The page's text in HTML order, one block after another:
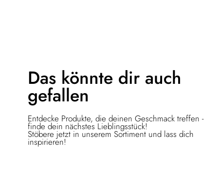
Das könnte dir auch
gefallen
Entdecke Produkte, die deinen Geschmack treffen -
finde dein nächstes Lieblingsstück!
Stöbere jetzt in unserem Sortiment und lass dich
inspirieren!